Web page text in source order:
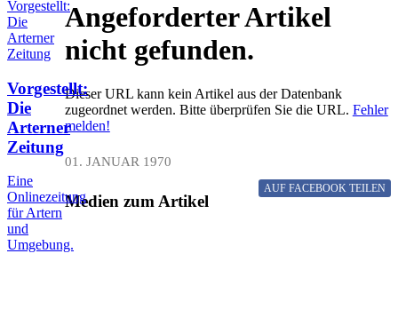
Vorgestellt:
Die
Arterner
Zeitung
Eine
Onlinezeitung
für Artern
und
Umgebung.
Angeforderter Artikel
nicht gefunden.
Dieser URL kann kein Artikel aus der Datenbank
zugeordnet werden. Bitte überprüfen Sie die URL. Fehler
melden!
01. JANUAR 1970
AUF FACEBOOK TEILEN
Medien zum Artikel